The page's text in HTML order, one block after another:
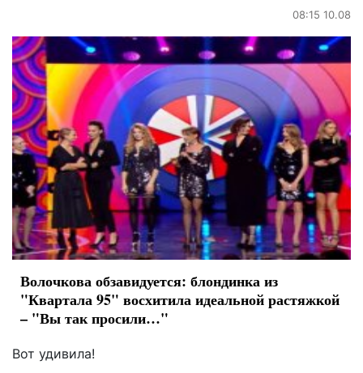
08:15 10.08
Волочкова обзавидуется: блондинка из
"Квартала 95" восхитила идеальной растяжкой
– "Вы так просили…"
Вот удивила!